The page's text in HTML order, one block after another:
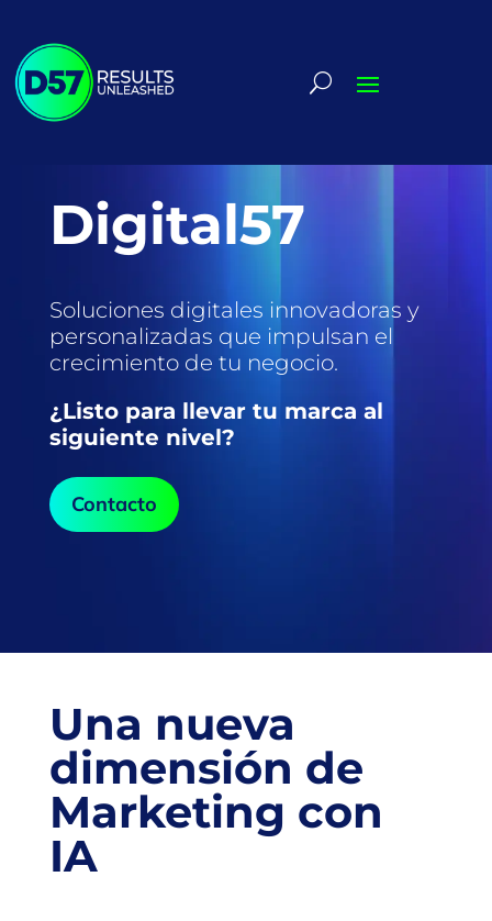
Digital57
Soluciones digitales innovadoras y
personalizadas que impulsan el
crecimiento de tu negocio.
¿Listo para llevar tu marca al
siguiente nivel?
Contacto
Una nueva
dimensión de
Marketing con
IA